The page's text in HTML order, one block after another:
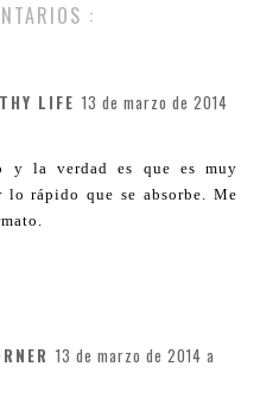
:
LIFE 13 de marzo de 2014
y la verdad es que es muy
lo rápido que se absorbe. Me
13 de marzo de 2014 a